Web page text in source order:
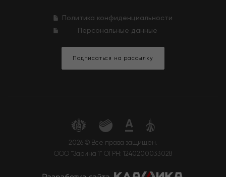
Политика конфиденциальности
Персональные данные
Подписаться на рассылку
2026 © Все права защищен.
ООО "Зарина 1" ОГРН: 1240200033028